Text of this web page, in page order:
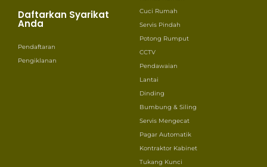
Daftarkan Syarikat
Anda
Pendaftaran
Pengiklanan
Cuci Rumah
Servis Pindah
Potong Rumput
CCTV
Pendawaian
Lantai
Dinding
Bumbung & Siling
Servis Mengecat
Pagar Automatik
Kontraktor Kabinet
Tukang Kunci